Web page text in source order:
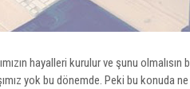
hayalleri kurulur ve şunu olmalısın
yok bu dönemde. Peki bu konuda